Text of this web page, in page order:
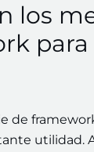
los
de
utilidad.